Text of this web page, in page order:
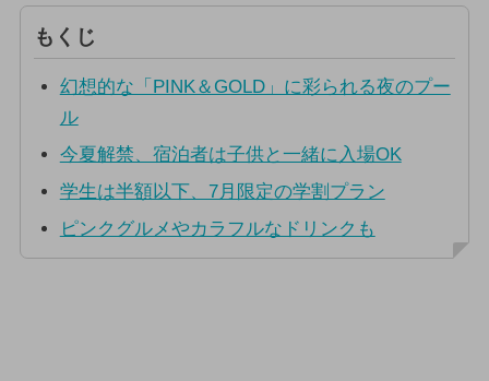
もくじ
幻想的な「PINK＆GOLD」に彩られる夜のプー
ル
今夏解禁、宿泊者は子供と一緒に入場OK
学生は半額以下、7月限定の学割プラン
ピンクグルメやカラフルなドリンクも